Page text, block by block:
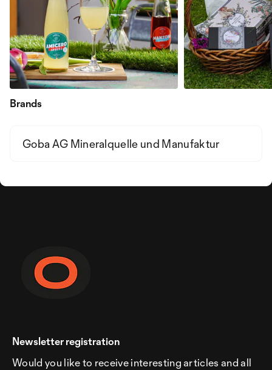
Brands
Goba AG Mineralquelle und Manufaktur
Newsletter registration
Would you like to receive interesting articles and all